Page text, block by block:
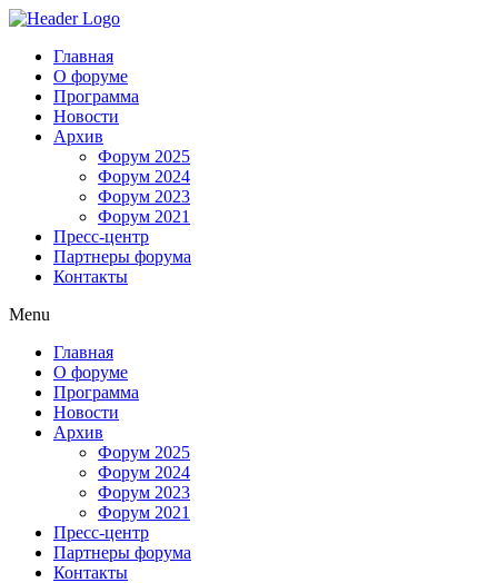
Главная
О форуме
Программа
Новости
Архив
Форум 2025
Форум 2024
Форум 2023
Форум 2021
Пресс-центр
Партнеры форума
Контакты
Menu
Главная
О форуме
Программа
Новости
Архив
Форум 2025
Форум 2024
Форум 2023
Форум 2021
Пресс-центр
Партнеры форума
Контакты